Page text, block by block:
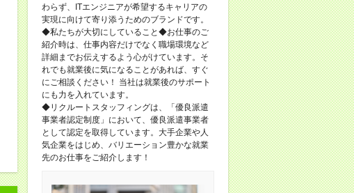
わらず、ITエンジニアが希望するキャリアの
実現に向けて寄り添うためのブランドです。
◆私たちが大切にしていること◆お仕事のご
紹介時は、仕事内容だけでなく職場環境など
詳細までお伝えするよう心がけています。そ
れでも就業後に気になることがあれば、すぐ
にご相談ください！ 当社は就業後のサポート
にも力を入れています。
◆リクルートスタッフィングは、「優良派遣
事業者認定制度」において、優良派遣事業者
として認定を取得しています。大手企業や人
気企業をはじめ、バリエーション豊かな就業
先のお仕事をご紹介します！